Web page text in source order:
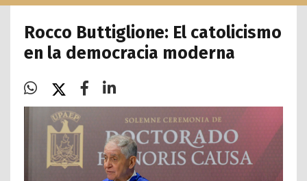
Rocco Buttiglione: El catolicismo
en la democracia moderna